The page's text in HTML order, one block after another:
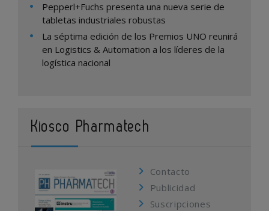
Pepperl+Fuchs presenta una nueva serie de
tabletas industriales robustas
La séptima edición de los Premios UNO reunirá
en Logistics & Automation a los líderes de la
logística nacional
Kiosco Pharmatech
Contacto
Publicidad
Suscripciones